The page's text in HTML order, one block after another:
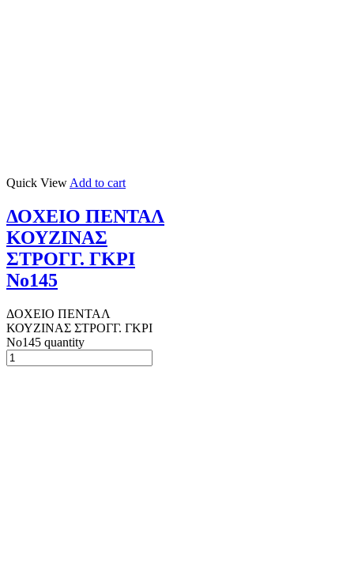
Quick View Add to cart
ΔΟΧΕΙΟ ΠΕΝΤΑΛ
ΚΟΥΖΙΝΑΣ
ΣΤΡΟΓΓ. ΓΚΡΙ
Νο145
ΔΟΧΕΙΟ ΠΕΝΤΑΛ
ΚΟΥΖΙΝΑΣ ΣΤΡΟΓΓ. ΓΚΡΙ
Νο145 quantity